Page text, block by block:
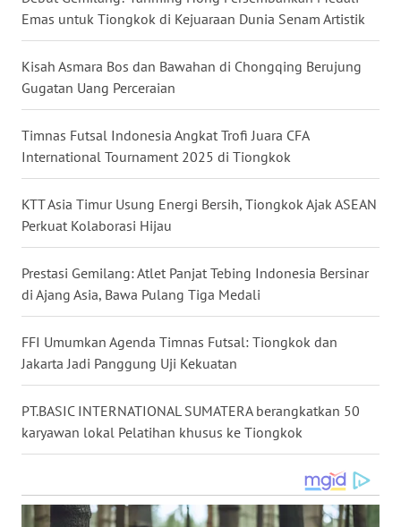
Emas untuk Tiongkok di Kejuaraan Dunia Senam Artistik
Kisah Asmara Bos dan Bawahan di Chongqing Berujung
Gugatan Uang Perceraian
Timnas Futsal Indonesia Angkat Trofi Juara CFA
International Tournament 2025 di Tiongkok
KTT Asia Timur Usung Energi Bersih, Tiongkok Ajak ASEAN
Perkuat Kolaborasi Hijau
Prestasi Gemilang: Atlet Panjat Tebing Indonesia Bersinar
di Ajang Asia, Bawa Pulang Tiga Medali
FFI Umumkan Agenda Timnas Futsal: Tiongkok dan
Jakarta Jadi Panggung Uji Kekuatan
PT.BASIC INTERNATIONAL SUMATERA berangkatkan 50
karyawan lokal Pelatihan khusus ke Tiongkok
WN
BABEL
WN
SUMBAR
WN
SUMSEL
WN
BENGKULU
WN
WN
NUSANTARA
JOGJA